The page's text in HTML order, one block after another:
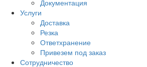
Документация
Услуги
Доставка
Резка
Ответхранение
Привезем под заказ
Сотрудничество